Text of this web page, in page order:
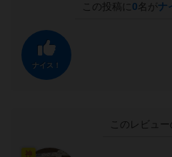
この投稿に 0名がナ
ナイス！
このレビュ